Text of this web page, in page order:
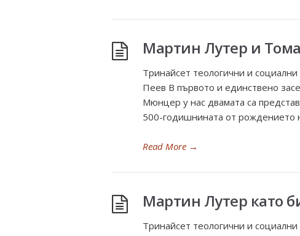
Мартин Лутер и
Тринайсет теологични и
Пеев В първото и единствено
Мюнцер у нас двамата са
500-годишнината от рождението
Read More →
Мартин Лутер като
Тринайсет теологични и